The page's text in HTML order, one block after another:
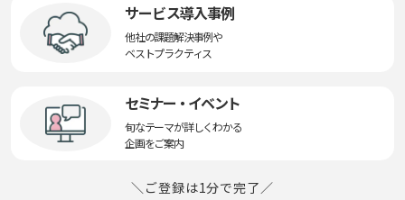
サービス導入事例
他社の課題解決事例や
ベストプラクティス
セミナー・イベント
旬なテーマが詳しくわかる
企画をご案内
＼ご登録は1分で完了／